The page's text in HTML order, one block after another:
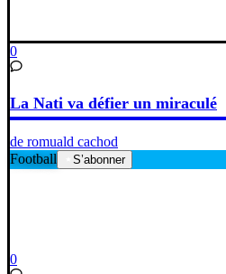
0
La Nati va défier un miraculé
de romuald cachod
Football
S’abonner
0